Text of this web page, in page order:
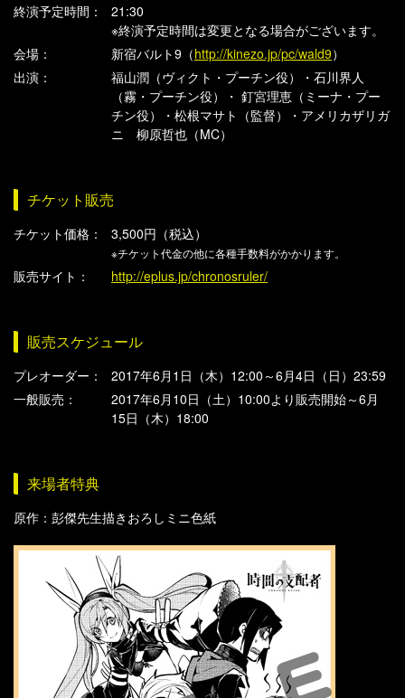
終演予定時間：
21:30
※終演予定時間は変更となる場合がございます。
会場：
新宿バルト9（http://kinezo.jp/pc/wald9）
出演：
福山潤（ヴィクト・プーチン役）・石川界人
（霧・プーチン役）・ 釘宮理恵（ミーナ・プー
チン役）・松根マサト（監督）・アメリカザリガ
ニ 柳原哲也（MC）
チケット販売
チケット価格： 3,500円（税込）
※チケット代金の他に各種手数料がかかります。
販売サイト： http://eplus.jp/chronosruler/
販売スケジュール
プレオーダー：
2017年6月1日（木）12:00～6月4日（日）23:59
一般販売：
2017年6月10日（土）10:00より販売開始～6月
15日（木）18:00
来場者特典
原作：彭傑先生描きおろしミニ色紙